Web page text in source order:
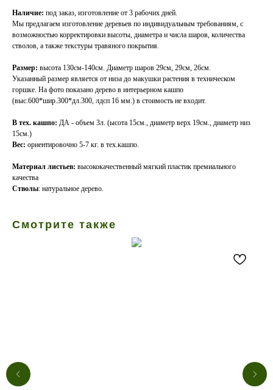
Наличие: под заказ, изготовление от 3 рабочих дней.
Мы предлагаем изготовление деревьев по индивидуальным требованиям, с
возможностью корректировки высоты, диаметра и числа шаров, количества
стволов, а также текстуры травяного покрытия.
Размер: высота 130см-140см. Диаметр шаров 29см, 29см, 26см.
Указанный размер является от низа до макушки растения в техническом
горшке. На фото показано дерево в интерьерном кашпо
(выс.600*шир.300*дл.300, лдсп 16 мм.) в стоимость не входит.
В тех. кашпо: ДА - объем 3л. (ысота 15см., диаметр верх 19см., диаметр низ
15см.)
Вес: ориентировочно 5-7 кг. в тех.кашпо.
Материал листьев: высококачественный мягкий пластик премиального
качества
Стволы: натуральное дерево.
Смотрите также